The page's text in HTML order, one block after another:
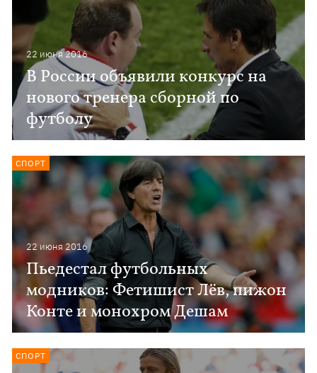
22 июня 2016
В России объявили конкурс на
нового тренера сборной по
футболу
22 июня 2016
Пьедестал футбольных
модников: Фетишист Лёв, пижон
Конте и монохром Дешам
СПОРТ
СПОРТ